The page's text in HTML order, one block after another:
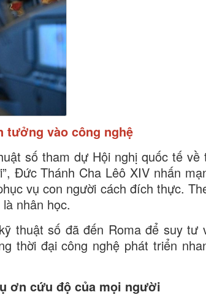
tưởng vào công nghệ
số tham dự Hội nghị quốc tế về
Đức Thánh Cha Lêô XIV nhấn
vụ con người cách đích thực.
nhân học.
thuật số đã đến Roma để suy tư
thời đại công nghệ phát triển
ơn cứu độ của mọi người